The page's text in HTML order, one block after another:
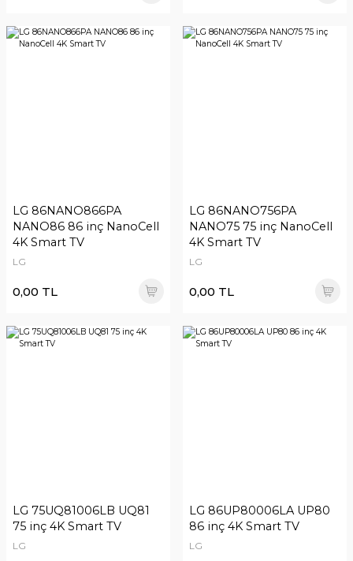
LG 86NANO866PA
NANO86 86 inç NanoCell
4K Smart TV
LG
0,00 TL
LG 86NANO756PA
NANO75 75 inç NanoCell
4K Smart TV
LG
0,00 TL
LG 75UQ81006LB UQ81
75 inç 4K Smart TV
LG
LG 86UP80006LA UP80
86 inç 4K Smart TV
LG